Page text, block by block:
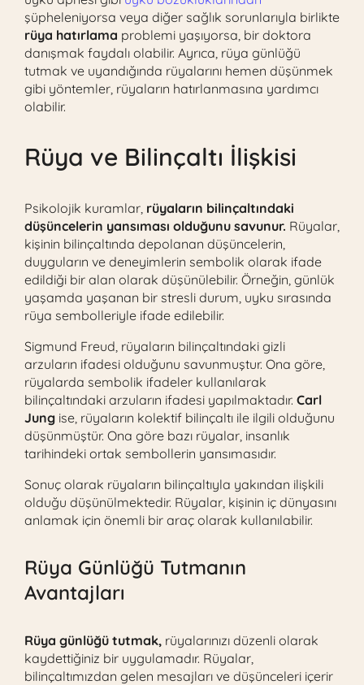
şüpheleniyorsa veya diğer sağlık sorunlarıyla birlikte
rüya hatırlama problemi yaşıyorsa, bir doktora
danışmak faydalı olabilir. Ayrıca, rüya günlüğü
tutmak ve uyandığında rüyalarını hemen düşünmek
gibi yöntemler, rüyaların hatırlanmasına yardımcı
olabilir.
Rüya ve Bilinçaltı İlişkisi
Psikolojik kuramlar, rüyaların bilinçaltındaki
düşüncelerin yansıması olduğunu savunur. Rüyalar,
kişinin bilinçaltında depolanan düşüncelerin,
duyguların ve deneyimlerin sembolik olarak ifade
edildiği bir alan olarak düşünülebilir. Örneğin, günlük
yaşamda yaşanan bir stresli durum, uyku sırasında
rüya sembolleriyle ifade edilebilir.
Sigmund Freud, rüyaların bilinçaltındaki gizli
arzuların ifadesi olduğunu savunmuştur. Ona göre,
rüyalarda sembolik ifadeler kullanılarak
bilinçaltındaki arzuların ifadesi yapılmaktadır. Carl
Jung ise, rüyaların kolektif bilinçaltı ile ilgili olduğunu
düşünmüştür. Ona göre bazı rüyalar, insanlık
tarihindeki ortak sembollerin yansımasıdır.
Sonuç olarak rüyaların bilinçaltıyla yakından ilişkili
olduğu düşünülmektedir. Rüyalar, kişinin iç dünyasını
anlamak için önemli bir araç olarak kullanılabilir.
Rüya Günlüğü Tutmanın
Avantajları
Rüya günlüğü tutmak, rüyalarınızı düzenli olarak
kaydettiğiniz bir uygulamadır. Rüyalar,
bilinçaltımızdan gelen mesajları ve düşünceleri içerir